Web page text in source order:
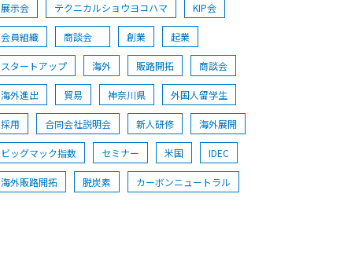
展示会 テクニカルショウヨコハマ KIP会
会員組織 商談会 創業 起業
スタートアップ 海外 販路開拓 商談会
海外進出 貿易 神奈川県 外国人留学生
採用 合同会社説明会 新人研修 海外展開
ビッグマック指数 セミナー 米国 IDEC
海外販路開拓 脱炭素 カーボンニュートラル